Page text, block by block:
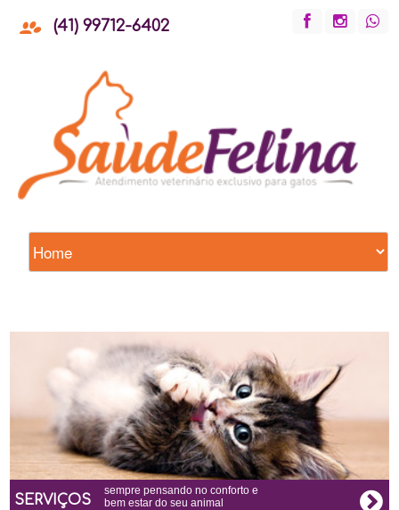
(41) 99712-6402
SERVIÇOS
sempre pensando no conforto e
bem estar do seu animal